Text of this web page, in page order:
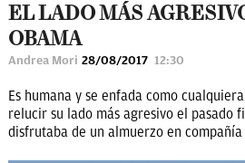
EL LADO MÁS
OBAMA
Andrea Mori 28/08/2017 12:30
Es humana y se enfada como
relucir su lado más agresivo el pasado
disfrutaba de un almuerzo en compañía